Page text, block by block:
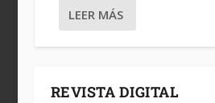
LEER MÁS
REVISTA DIGITAL